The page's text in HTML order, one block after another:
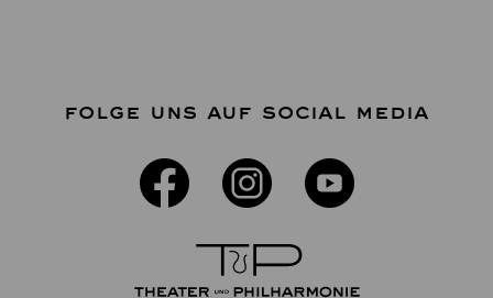
FOLGE UNS AUF SOCIAL MEDIA